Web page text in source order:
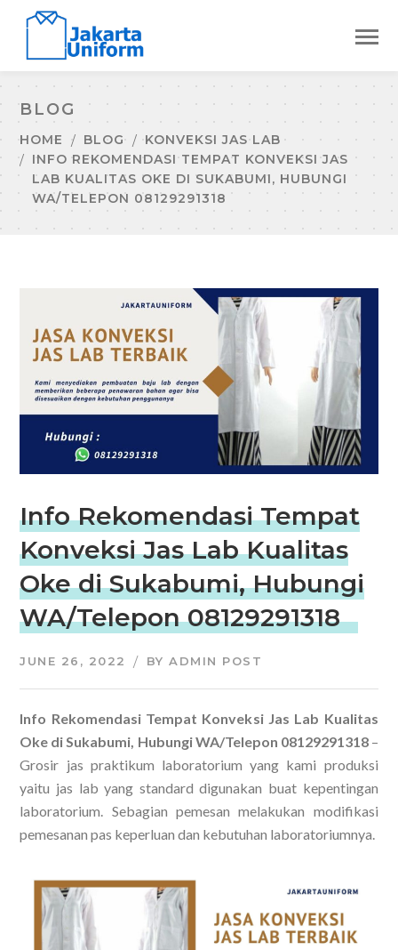
BLOG
HOME BLOG
KONVEKSI JAS LAB
INFO REKOMENDASI TEMPAT KONVEKSI JAS
LAB KUALITAS OKE DI SUKABUMI, HUBUNGI
WA/TELEPON 08129291318
Info Rekomendasi Tempat
Konveksi Jas Lab Kualitas
Oke di Sukabumi, Hubungi
WA/Telepon 08129291318
JUNE 26, 2022 BYADMIN POST
Info Rekomendasi Tempat Konveksi Jas Lab Kualitas
Oke di Sukabumi, Hubungi WA/Telepon 08129291318–
Grosir jas praktikum laboratorium yang kami produksi
yaitu jas lab yang standard digunakan buat kepentingan
laboratorium. Sebagian pemesan melakukan modifikasi
pemesanan pas keperluan dan kebutuhan laboratoriumnya.